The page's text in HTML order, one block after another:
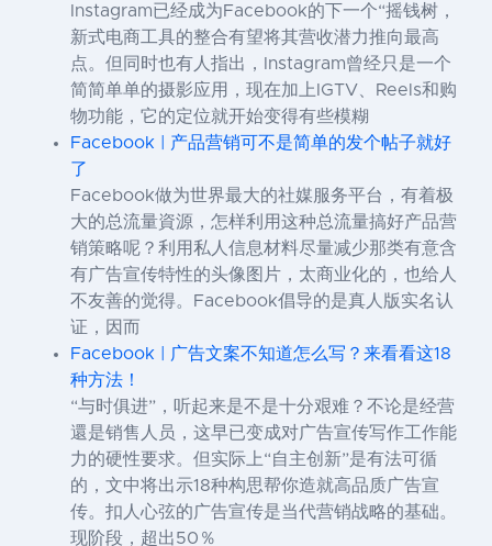
Instagram已经成为Facebook的下一个“摇钱树，
新式电商工具的整合有望将其营收潜力推向最高
点。但同时也有人指出，Instagram曾经只是一个
简简单单的摄影应用，现在加上IGTV、Reels和购
物功能，它的定位就开始变得有些模糊
Facebook | 产品营销可不是简单的发个帖子就好
了
Facebook做为世界最大的社媒服务平台，有着极
大的总流量資源，怎样利用这种总流量搞好产品营
销策略呢？利用私人信息材料尽量减少那类有意含
有广告宣传特性的头像图片，太商业化的，也给人
不友善的觉得。Facebook倡导的是真人版实名认
证，因而
Facebook | 广告文案不知道怎么写？来看看这18
种方法！
“与时俱进”，听起来是不是十分艰难？不论是经营
還是销售人员，这早已变成对广告宣传写作工作能
力的硬性要求。但实际上“自主创新”是有法可循
的，文中将出示18种构思帮你造就高品质广告宣
传。扣人心弦的广告宣传是当代营销战略的基础。
现阶段，超出50％